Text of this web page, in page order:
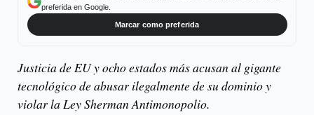
preferida en Google.
Marcar como preferida
Justicia de EU y ocho estados más acusan al gigante
tecnológico de abusar ilegalmente de su dominio y
violar la Ley Sherman Antimonopolio.